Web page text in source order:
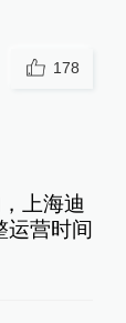
178
上海迪
运营时间